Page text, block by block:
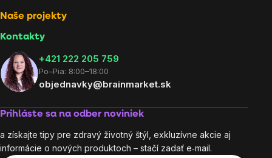
Naše projekty
Kontakty
+421 222 205 759
Po–Pia: 8:00–18:00
objednavky@brainmarket.sk
Prihláste sa na odber noviniek
a získajte tipy pre zdravý životný štýl, exkluzívne akcie aj
informácie o nových produktoch – stačí zadať e‑mail.